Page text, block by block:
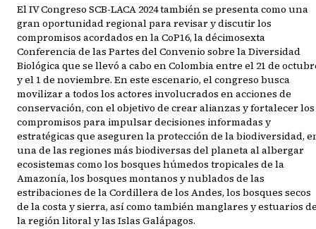
El IV Congreso SCB-LACA 2024 también se presenta como una
gran oportunidad regional para revisar y discutir los
compromisos acordados en la CoP16, la décimosexta
Conferencia de las Partes del Convenio sobre la Diversidad
Biológica que se llevó a cabo en Colombia entre el 21 de
y el 1 de noviembre. En este escenario, el congreso busca
movilizar a todos los actores involucrados en acciones de
conservación, con el objetivo de crear alianzas y fortalecer los
compromisos para impulsar decisiones informadas y
estratégicas que aseguren la protección de la biodiversidad,
una de las regiones más biodiversas del planeta al albergar
ecosistemas como los bosques húmedos tropicales de la
Amazonía, los bosques montanos y nublados de las
estribaciones de la Cordillera de los Andes, los bosques secos
de la costa y sierra, así como también manglares y estuarios
la región litoral y las Islas Galápagos.